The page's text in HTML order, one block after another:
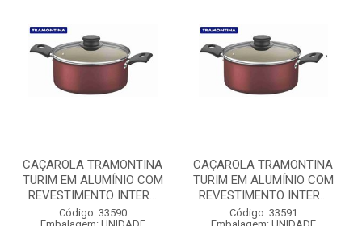
CAÇAROLA TRAMONTINA
TURIM EM ALUMÍNIO COM
REVESTIMENTO INTER...
Código: 33590
CAÇAROLA TRAMONTINA
TURIM EM ALUMÍNIO COM
REVESTIMENTO INTER...
Código: 33591